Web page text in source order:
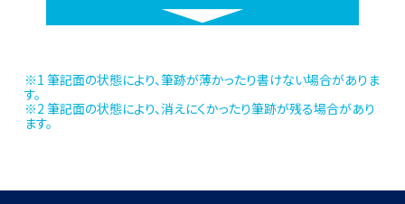
IR情報
サステナビリティ情報
お知らせ
※1 筆記面の状態により、筆跡が薄かったり書けない場合がありま
す。
※2 筆記面の状態により、消えにくかったり筆跡が残る場合があり
ます。